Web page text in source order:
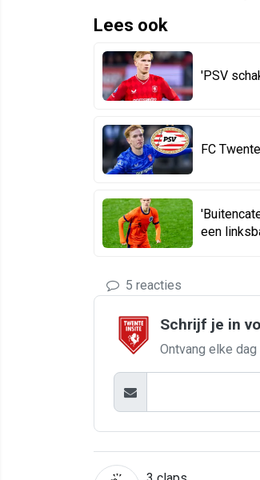
Lees ook
'PSV
FC
een
5 reacties
Schrijf je in
Ontvang elke